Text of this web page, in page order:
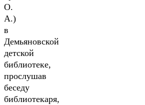
О.
А.)
в
Демьяновской
детской
библиотеке,
прослушав
беседу
библиотекаря,